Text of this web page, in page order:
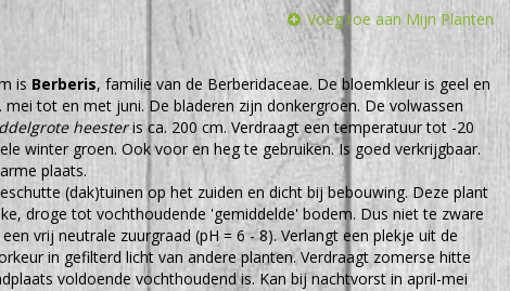
Voeg toe aan Mijn Planten
is Berberis, familie van de Berberidaceae. De bloemkleur is geel en
mei tot en met juni. De bladeren zijn donkergroen. De volwassen
heesteris ca. 200 cm. Verdraagt een temperatuur tot -20
winter groen. Ook voor en heg te gebruiken. Is goed verkrijgbaar.
plaats.
(dak)tuinen op het zuiden en dicht bij bebouwing. Deze plant
droge tot vochthoudende 'gemiddelde' bodem. Dus niet te zware
vrij neutrale zuurgraad (pH = 6 - 8). Verlangt een plekje uit de
in gefilterd licht van andere planten. Verdraagt zomerse hitte
voldoende vochthoudend is. Kan bij nachtvorst in april-mei